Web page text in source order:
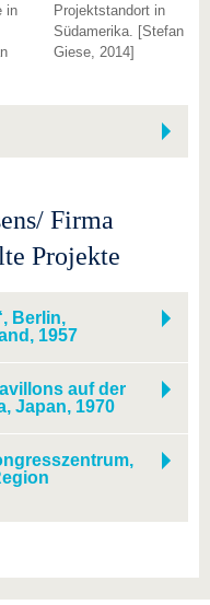
in
Projektstandort in
Südamerika. [Stefan
Giese, 2014]
Firma
Projekte
Berlin,
1957
auf der
Japan, 1970